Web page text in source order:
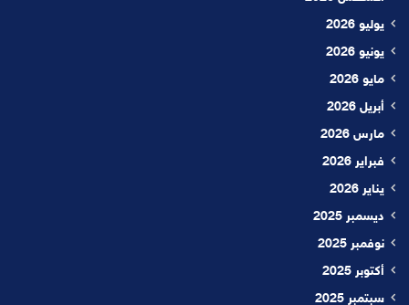
يوليو 2026
يونيو 2026
مايو 2026
أبريل 2026
مارس 2026
فبراير 2026
يناير 2026
ديسمبر 2025
نوفمبر 2025
أكتوبر 2025
سبتمبر 2025